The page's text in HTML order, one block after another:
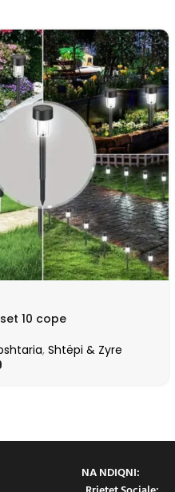
10 cope
, Shtëpi & Zyre
NA NDIQNI: